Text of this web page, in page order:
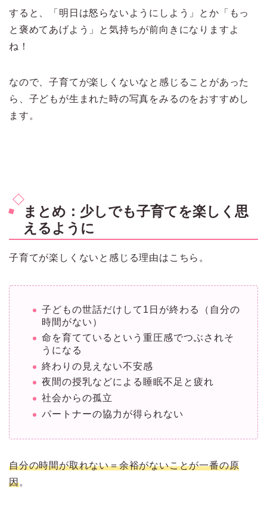
すると、「明日は怒らないようにしよう」とか「もっ
と褒めてあげよう」と気持ちが前向きになりますよ
ね！
なので、子育てが楽しくないなと感じることがあった
ら、子どもが生まれた時の写真をみるのをおすすめし
ます。
まとめ：少しでも子育てを楽しく思
えるように
子育てが楽しくないと感じる理由はこちら。
子どもの世話だけして1日が終わる（自分の
時間がない）
命を育てているという重圧感でつぶされそ
うになる
終わりの見えない不安感
夜間の授乳などによる睡眠不足と疲れ
社会からの孤立
パートナーの協力が得られない
自分の時間が取れない＝余裕がないことが一番の原
因。